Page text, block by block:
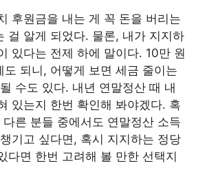
후원금을 내는 게 꼭 돈을 버리는
걸 알게 되었다. 물론, 내가 지지하
있다는 전제 하에 말이다. 10만 원
도 되니, 어떻게 보면 세금 줄이는
수도 있다. 내년 연말정산 때 내
있는지 한번 확인해 봐야겠다. 혹
른 분들 중에서도 연말정산 소득
기고 싶다면, 혹시 지지하는 정당
다면 한번 고려해 볼 만한 선택지